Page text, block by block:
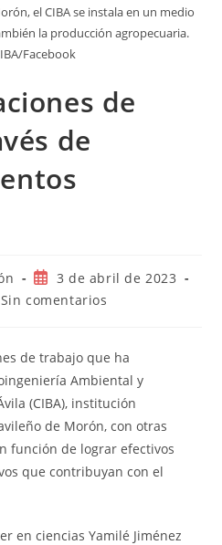
el CIBA se instala en un medio
la producción agropecuaria.
Facebook
de
de
Publicación
de
3 de abril de 2023
Sin comentarios
de trabajo que ha
Ambiental y
(CIBA), institución
de Morón, con otras
función de lograr efectivos
que contribuyan con el
en ciencias Yamilé Jiménez